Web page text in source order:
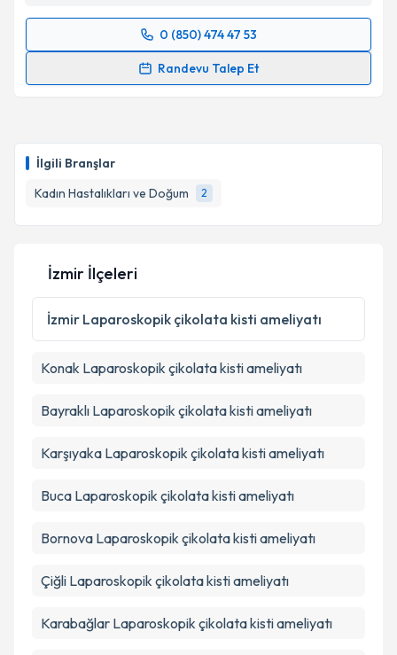
İlgili Branşlar
Kadın Hastalıkları ve Doğum
2
0 (850) 474 47 53
Randevu Talep Et
Randevu Takvimi Talebi
E-posta Adresiniz
Kişisel verilerimin işlenmesine ilişkin
Metni'ni okudum ve kişisel verilerimin belirtilen
kapsamda işlenmesini kabul ediyorum.
İzmir İlçeleri
İzmir Laparoskopik çikolata kisti ameliyatı
Konak Laparoskopik çikolata kisti ameliyatı
Bayraklı Laparoskopik çikolata kisti ameliyatı
Karşıyaka Laparoskopik çikolata kisti ameliyatı
Buca Laparoskopik çikolata kisti ameliyatı
Bornova Laparoskopik çikolata kisti ameliyatı
Çiğli Laparoskopik çikolata kisti ameliyatı
Karabağlar Laparoskopik çikolata kisti ameliyatı